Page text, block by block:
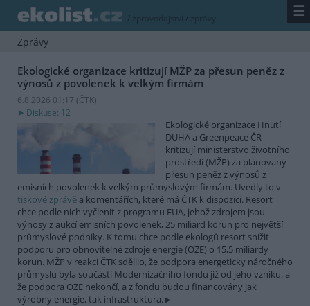
/ zpravodajství / zprávy ☰
Zprávy
Ekologické organizace kritizují MŽP za přesun peněz z
výnosů z povolenek k velkým firmám
6.8.2026 01:17 (ČTK)
Diskuse: 12
Ekologické organizace Hnutí
DUHA a Greenpeace ČR
kritizují ministerstvo životního
prostředí (MŽP) za plánovaný
přesun peněz z výnosů z
emisních povolenek k velkým průmyslovým firmám. Uvedly to v
tiskové zprávě a komentářích, které má ČTK k dispozici. Resort
chce podle nich vyčlenit z programu EUA, jehož zdrojem jsou
výnosy z aukcí emisních povolenek, 25 miliard korun pro největší
průmyslové podniky. K tomu chce podle ekologů resort snížit
podporu pro obnovitelné zdroje energie (OZE) o 15,5 miliardy
korun. MŽP v reakci ČTK sdělilo, že podpora energeticky náročného
průmyslu byla součástí Modernizačního fondu již od jeho vzniku, a
že podpora OZE nekončí, a z fondu budou financovány jak
výrobny energie, tak infrastruktura.